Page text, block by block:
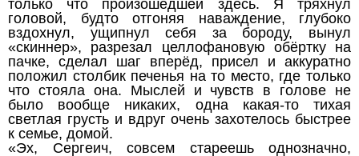
только что произошедшей здесь. Я тряхнул
головой, будто отгоняя наваждение, глубоко
вздохнул, ущипнул себя за бороду, вынул
«скиннер», разрезал целлофановую обёртку на
пачке, сделал шаг вперёд, присел и аккуратно
положил столбик печенья на то место, где только
что стояла она. Мыслей и чувств в голове не
было вообще никаких, одна какая-то тихая
светлая грусть и вдруг очень захотелось быстрее
к семье, домой.
«Эх, Сергеич, совсем стареешь однозначно,